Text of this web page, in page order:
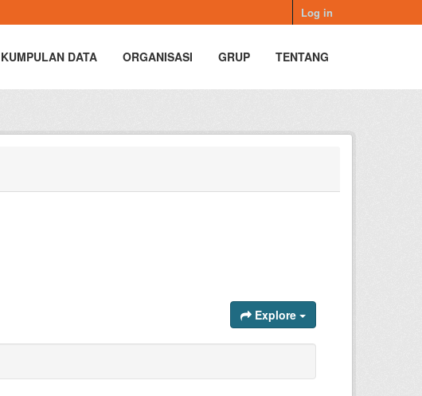
Log in
KUMPULAN DATA ORGANISASI GRUP TENTANG
Explore